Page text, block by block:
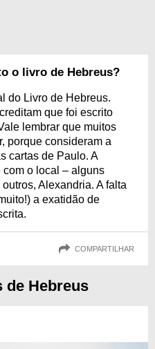
o livro de Hebreus?
do Livro de Hebreus.
que foi escrito
lembrar que muitos
porque consideram a
cartas de Paulo. A
com o local – alguns
Alexandria. A falta
a exatidão de
COMPARTILHAR
de Hebreus